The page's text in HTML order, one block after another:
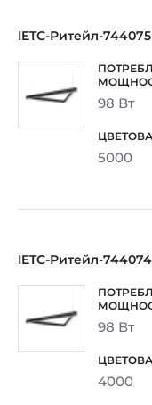
IETC-Ритейл-
98 Вт
5000
IETC-Ритейл-
98 Вт
4000